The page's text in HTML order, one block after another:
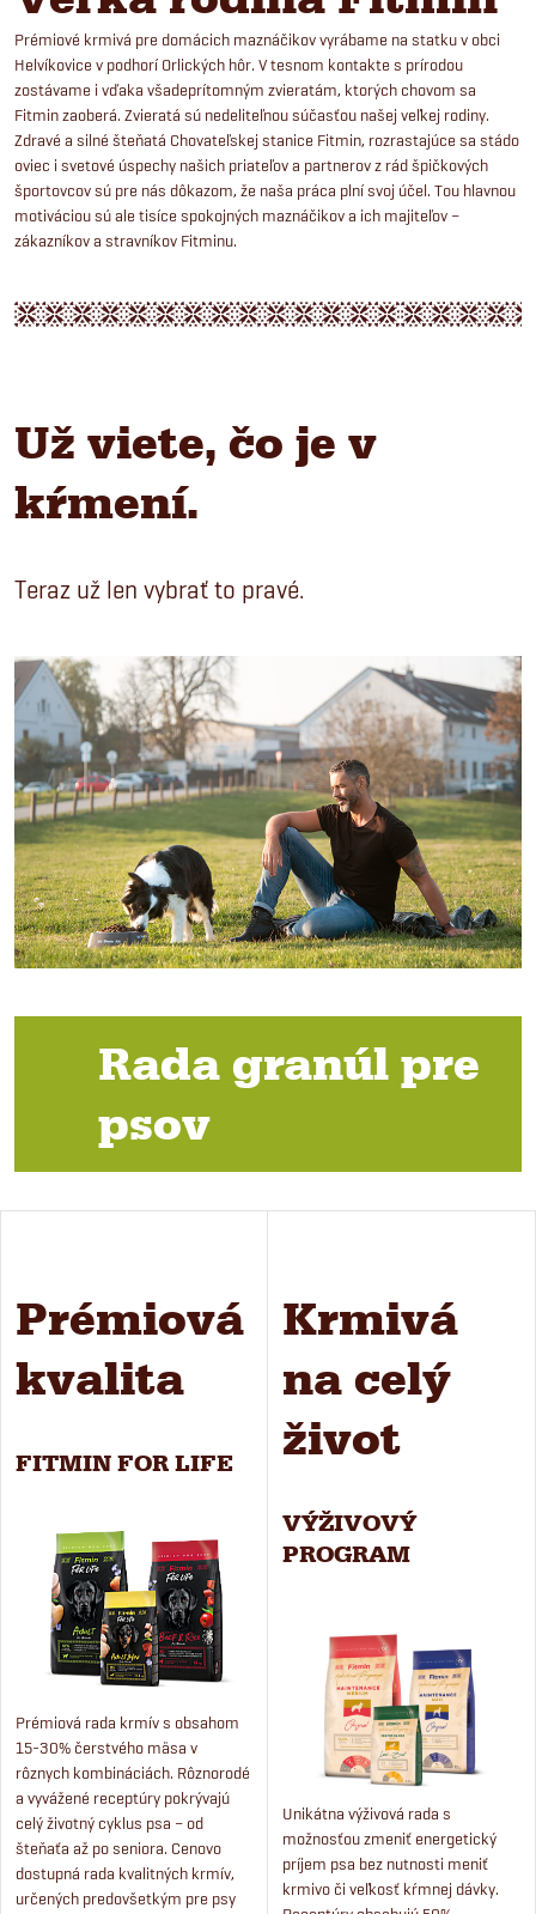
Prémiové krmivá pre domácich maznáčikov vyrábame na statku v obci
Helvíkovice v podhorí Orlických hôr. V tesnom kontakte s prírodou
zostávame i vďaka všadeprítomným zvieratám, ktorých chovom sa
Fitmin zaoberá. Zvieratá sú nedeliteľnou súčasťou našej veľkej rodiny.
Zdravé a silné šteňatá Chovateľskej stanice Fitmin, rozrastajúce sa stádo
oviec i svetové úspechy našich priateľov a partnerov z rád špičkových
športovcov sú pre nás dôkazom, že naša práca plní svoj účel. Tou hlavnou
motiváciou sú ale tisíce spokojných maznáčikov a ich majiteľov –
zákazníkov a stravníkov Fitminu.
Už viete, čo je v
kŕmení.
Teraz už len vybrať to pravé.
Rada granúl pre
psov
Prémiová
kvalita
FITMIN FOR LIFE
Prémiová rada krmív s obsahom
15-30% čerstvého mäsa v
rôznych kombináciách. Rôznorodé
a vyvážené receptúry pokrývajú
celý životný cyklus psa – od
šteňaťa až po seniora. Cenovo
dostupná rada kvalitných krmív,
určených predovšetkým pre psy
Krmivá
na celý
život
VÝŽIVOVÝ
PROGRAM
Unikátna výživová rada s
možnosťou zmeniť energetický
príjem psa bez nutnosti meniť
krmivo či veľkosť kŕmnej dávky.